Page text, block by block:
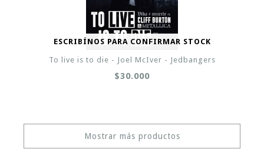
ESCRIBÍNOS PARA CONFIRMAR STOCK
To live is to die - Joel McIver - Jedbangers
$30.000
Mostrar más productos